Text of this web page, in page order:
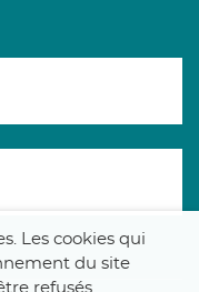
Les cookies qui
du site
refusés.